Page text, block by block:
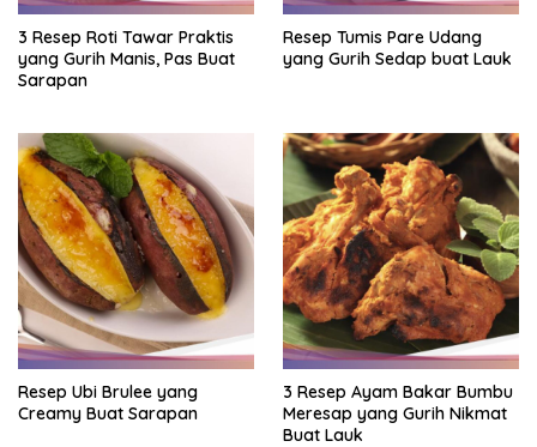
3 Resep Roti Tawar Praktis
yang Gurih Manis, Pas Buat
Sarapan
Resep Tumis Pare Udang
yang Gurih Sedap buat Lauk
Resep Ubi Brulee yang
Creamy Buat Sarapan
3 Resep Ayam Bakar Bumbu
Meresap yang Gurih Nikmat
Buat Lauk